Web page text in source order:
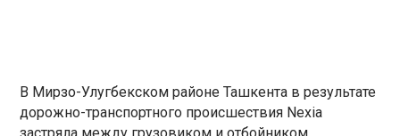
В Мирзо-Улугбекском районе Ташкента в результате
дорожно-транспортного происшествия Nexia